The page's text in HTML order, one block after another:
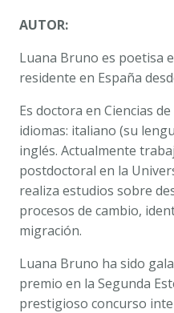
AUTOR:
Luana Bruno es poetisa
residente en España
Es doctora en Ciencias
idiomas: italiano (su
inglés. Actualmente
postdoctoral en la
realiza estudios sobre
procesos de cambio,
migración.
Luana Bruno ha sido
premio en la Segunda
prestigioso concurso